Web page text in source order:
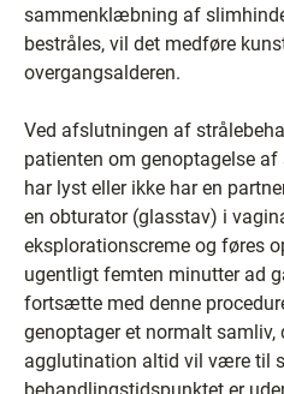
sammenklæbning af
bestråles, vil det medføre
overgangsalderen.
Ved afslutningen af
patienten om genoptagelse
har lyst eller ikke har en
en obturator (glasstav) i
eksplorationscreme og føres
ugentligt femten minutter ad
fortsætte med denne
genoptager et normalt samliv,
agglutination altid vil være til